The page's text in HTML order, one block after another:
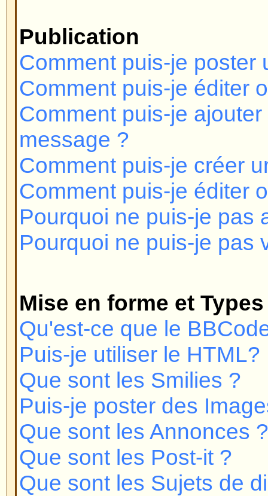
Mise en forme et Types de
Qu'est-ce que le BBCode ?
Puis-je utiliser le HTML?
Que sont les Smilies ?
Puis-je poster des Images?
Que sont les Annonces ?
Que sont les Post-it ?
Que sont les Sujets de
Niveaux des Utilisateurs et
Qui sont les Administrateurs ?
Que sont les groupes
Comment puis-je joindre un
Comment puis-je devenir le
d'utilisateurs ?
Messagerie Privée
Je ne peux pas envoyer de
Je continue de recevoir des
désirés !
J'ai reçu un e-mail abusif ou de